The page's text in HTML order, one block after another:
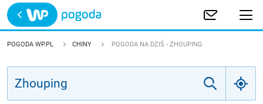
Trwa ładowanie
POLSKA
POGODA WP.PL CHINY POGODA NA DZIŚ - ZHOUPING